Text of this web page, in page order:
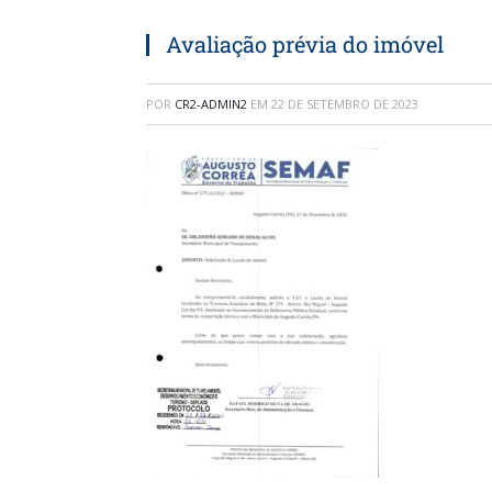
Avaliação prévia do imóvel
POR CR2-ADMIN2 EM 22 DE SETEMBRO DE 2023